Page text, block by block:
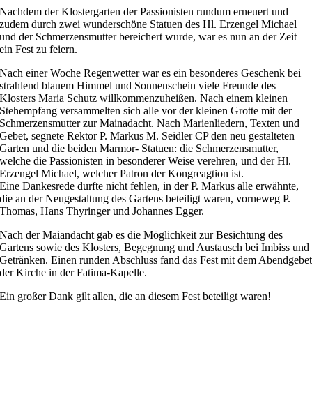
Nachdem der Klostergarten der Passionisten rundum erneuert und
zudem durch zwei wunderschöne Statuen des Hl. Erzengel Michael
und der Schmerzensmutter bereichert wurde, war es nun an der Zeit
ein Fest zu feiern.
Nach einer Woche Regenwetter war es ein besonderes Geschenk bei
strahlend blauem Himmel und Sonnenschein viele Freunde des
Klosters Maria Schutz willkommenzuheißen. Nach einem kleinen
Stehempfang versammelten sich alle vor der kleinen Grotte mit der
Schmerzensmutter zur Mainadacht. Nach Marienliedern, Texten und
Gebet, segnete Rektor P. Markus M. Seidler CP den neu gestalteten
Garten und die beiden Marmor- Statuen: die Schmerzensmutter,
welche die Passionisten in besonderer Weise verehren, und der Hl.
Erzengel Michael, welcher Patron der Kongreagtion ist.
Eine Dankesrede durfte nicht fehlen, in der P. Markus alle erwähnte,
die an der Neugestaltung des Gartens beteiligt waren, vorneweg P.
Thomas, Hans Thyringer und Johannes Egger.
Nach der Maiandacht gab es die Möglichkeit zur Besichtung des
Gartens sowie des Klosters, Begegnung und Austausch bei Imbiss und
Getränken. Einen runden Abschluss fand das Fest mit dem Abendgebet
der Kirche in der Fatima-Kapelle.
Ein großer Dank gilt allen, die an diesem Fest beteiligt waren!